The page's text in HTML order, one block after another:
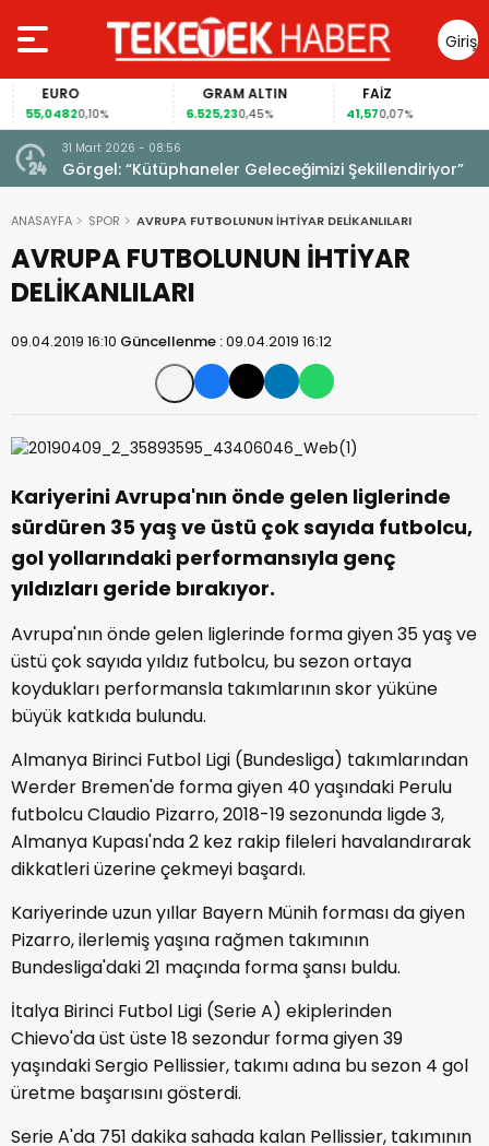
Giriş
Yap
EURO
55,04820,10%
GRAM ALTIN
6.525,230,45%
FAİZ
41,570,07%
31 Mart 2026 - 08:56
Görgel: “Kütüphaneler Geleceğimizi Şekillendiriyor”
ANASAYFA SPOR AVRUPA FUTBOLUNUN İHTİYAR DELİKANLILARI
AVRUPA FUTBOLUNUN İHTİYAR
DELİKANLILARI
09.04.2019 16:10 Güncellenme :09.04.2019 16:12
Kariyerini Avrupa'nın önde gelen liglerinde
sürdüren 35 yaş ve üstü çok sayıda futbolcu,
gol yollarındaki performansıyla genç
yıldızları geride bırakıyor.
Avrupa'nın önde gelen liglerinde forma giyen 35 yaş ve
üstü çok sayıda yıldız futbolcu, bu sezon ortaya
koydukları performansla takımlarının skor yüküne
büyük katkıda bulundu.
Almanya Birinci Futbol Ligi (Bundesliga) takımlarından
Werder Bremen'de forma giyen 40 yaşındaki Perulu
futbolcu Claudio Pizarro, 2018-19 sezonunda ligde 3,
Almanya Kupası'nda 2 kez rakip fileleri havalandırarak
dikkatleri üzerine çekmeyi başardı.
Kariyerinde uzun yıllar Bayern Münih forması da giyen
Pizarro, ilerlemiş yaşına rağmen takımının
Bundesliga'daki 21 maçında forma şansı buldu.
İtalya Birinci Futbol Ligi (Serie A) ekiplerinden
Chievo'da üst üste 18 sezondur forma giyen 39
yaşındaki Sergio Pellissier, takımı adına bu sezon 4 gol
üretme başarısını gösterdi.
Serie A'da 751 dakika sahada kalan Pellissier, takımının